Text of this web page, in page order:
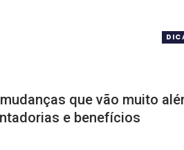
que vão muito
e benefícios